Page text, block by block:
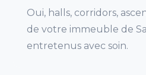
Oui, halls, corridors,
de votre immeuble de
entretenus avec soin.